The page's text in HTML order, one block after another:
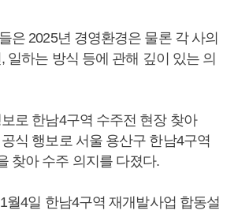
은 2025년 경영환경은 물론 각 사의
일하는 방식 등에 관해 깊이 있는 의
로 한남4구역 수주전 현장 찾아
식 행보로 서울 용산구 한남4구역
찾아 수주 의지를 다졌다.
월4일 한남4구역 재개발사업 합동설